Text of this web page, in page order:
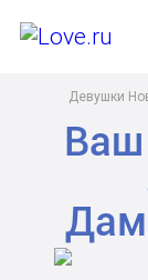
Девушки